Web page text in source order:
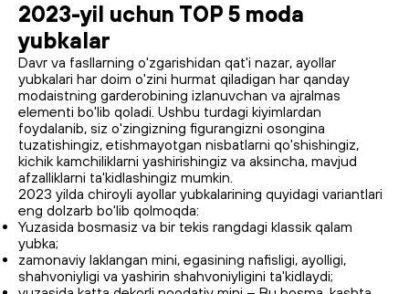
2023-yil uchun TOP 5 moda
yubkalar
Davr va fasllarning o'zgarishidan qat'i nazar, ayollar
yubkalari har doim o'zini hurmat qiladigan har qanday
modaistning garderobining izlanuvchan va ajralmas
elementi bo'lib qoladi. Ushbu turdagi kiyimlardan
foydalanib, siz o'zingizning figurangizni osongina
tuzatishingiz, etishmayotgan nisbatlarni qo'shishingiz,
kichik kamchiliklarni yashirishingiz va aksincha, mavjud
afzalliklarni ta'kidlashingiz mumkin.
2023 yilda chiroyli ayollar yubkalarining quyidagi variantlari
eng dolzarb bo'lib qolmoqda:
Yuzasida bosmasiz va bir tekis rangdagi klassik qalam
yubka;
zamonaviy laklangan mini, egasining nafisligi, ayolligi,
shahvoniyligi va yashirin shahvoniyligini ta'kidlaydi;